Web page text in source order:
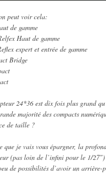
peut voir cela:
de gamme
Haut de gamme
expert et entrée de gamme
Bridge
24*36 est dix fois plus grand
majorité des compacts
de taille ?
que je vais vous épargner, la
(pas loin de l’infini pour le 1/
de possibilités d’avoir un arrière-